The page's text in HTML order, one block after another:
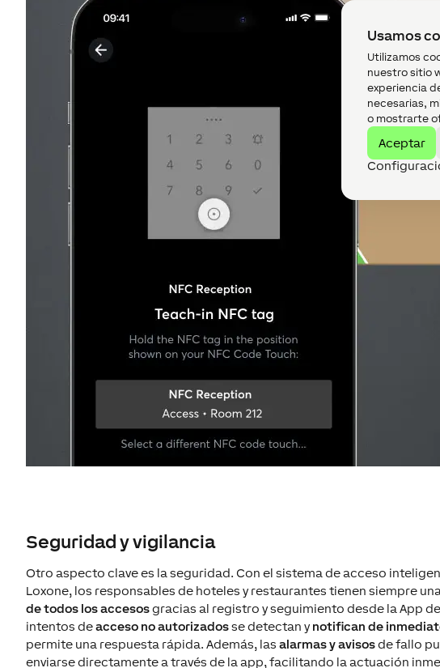
Usamos
Utilizamos
nuestro sitio
experiencia
necesarias,
o mostrarte
Aceptar
Seguridad y vigilancia
Otro aspecto clave es la seguridad. Con el sistema de acceso
Loxone, los responsables de hoteles y restaurantes tienen siempre una
de todos los accesosgracias al registro y seguimiento desde la App
intentos deacceso no autorizadosse detectan y notifican de
permite una respuesta rápida. Además, las alarmas y avisosde fallo
enviarse directamente a través de la app, facilitando la actuación